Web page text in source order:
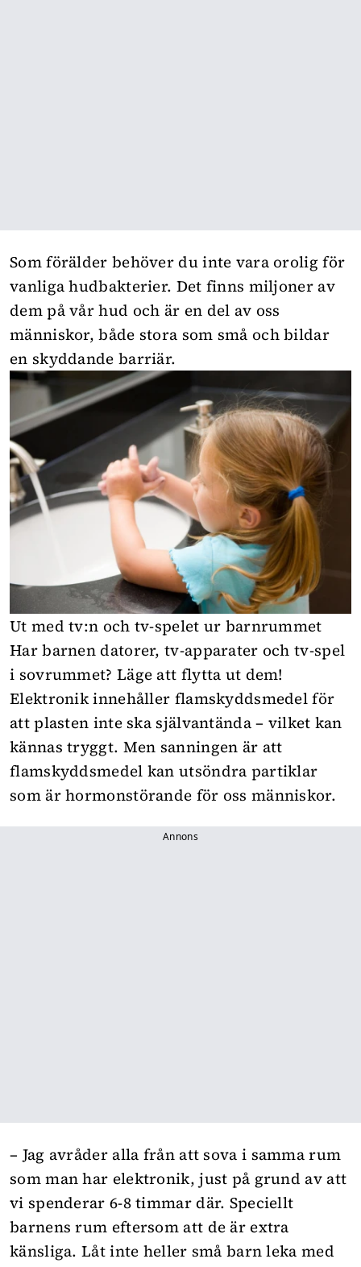
Som förälder behöver du inte vara orolig för
vanliga hudbakterier. Det finns miljoner av
dem på vår hud och är en del av oss
människor, både stora som små och bildar
en skyddande barriär.
Ut med tv:n och tv-spelet ur barnrummet
Har barnen datorer, tv-apparater och tv-spel
i sovrummet? Läge att flytta ut dem!
Elektronik innehåller flamskyddsmedel för
att plasten inte ska självantända – vilket kan
kännas tryggt. Men sanningen är att
flamskyddsmedel kan utsöndra partiklar
som är hormonstörande för oss människor.
Annons
– Jag avråder alla från att sova i samma rum
som man har elektronik, just på grund av att
vi spenderar 6-8 timmar där. Speciellt
barnens rum eftersom att de är extra
känsliga. Låt inte heller små barn leka med